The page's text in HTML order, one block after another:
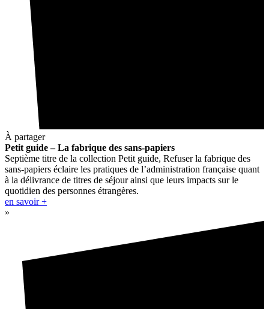
À partager
Petit guide – La fabrique des sans-papiers
Septième titre de la collection Petit guide, Refuser la fabrique des
sans-papiers éclaire les pratiques de l’administration française quant
à la délivrance de titres de séjour ainsi que leurs impacts sur le
quotidien des personnes étrangères.
en savoir +
»